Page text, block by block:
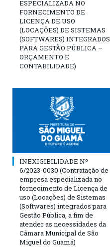
ESPECIALIZADA NO
FORNECIMENTO DE
LICENÇA DE USO
(LOCAÇÕES) DE SISTEMAS
(SOFTWARES) INTEGRADOS
PARA GESTÃO PÚBLICA –
ORÇAMENTO E
CONTABILIDADE)
INEXIGIBILIDADE Nº
6/2023-0030 (Contratação de
empresa especializada no
fornecimento de Licença de
uso (Locações) de Sistemas
(Softwares) integrados para
Gestão Pública, a fim de
atender as necessidades da
Câmara Municipal de São
Miguel do Guamá)